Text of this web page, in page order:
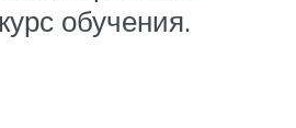
обучения.